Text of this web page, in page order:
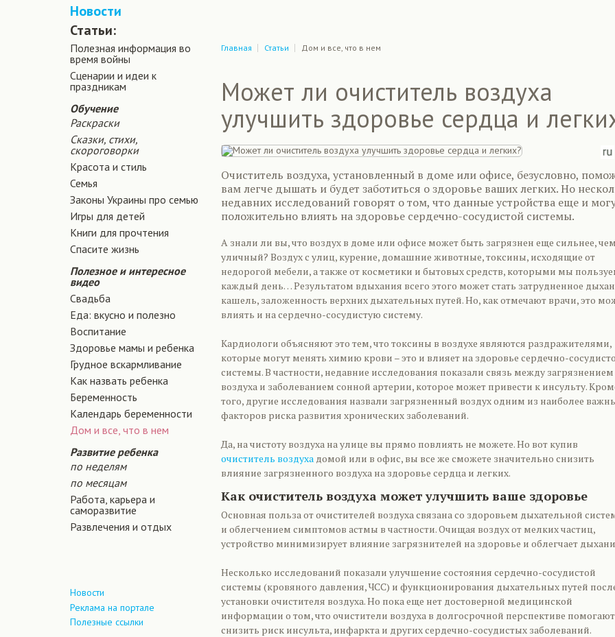
Новости
Статьи:
Полезная информация во
время войны
Сценарии и идеи к
праздникам
Обучение
Раскраски
Сказки, стихи,
скороговорки
Красота и стиль
Семья
Законы Украины про семью
Игры для детей
Книги для прочтения
Спасите жизнь
Полезное и интересное
видео
Свадьба
Еда: вкусно и полезно
Воспитание
Здоровье мамы и ребенка
Грудное вскармливание
Как назвать ребенка
Беременность
Календарь беременности
Дом и все, что в нем
Развитие ребенка
по неделям
по месяцам
Работа, карьера и
саморазвитие
Развлечения и отдых
Новости
Реклама на портале
Полезные ссылки
Главная Статьи Дом и все, что в нем
Может ли очиститель воздуха
улучшить здоровье сердца и
Очиститель воздуха, установленный в доме или офисе, безусловно,
вам легче дышать и будет заботиться о здоровье ваших легких. Но
недавних исследований говорят о том, что данные устройства еще и
положительно влиять на здоровье сердечно-сосудистой системы.
А знали ли вы, что воздух в доме или офисе может быть загрязнен еще сильнее, чем
уличный? Воздух с улиц, курение, домашние животные, токсины, исходящие от
недорогой мебели, а также от косметики и бытовых средств, которыми мы
каждый день… Результатом вдыхания всего этого может стать затрудненное
кашель, заложенность верхних дыхательных путей. Но, как отмечают врачи, это
влиять и на сердечно-сосудистую систему.
Кардиологи объясняют это тем, что токсины в воздухе являются раздражителями,
которые могут менять химию крови – это и влияет на здоровье сердечно-
системы. В частности, недавние исследования показали связь между загрязнением
воздуха и заболеванием сонной артерии, которое может привести к инсульту.
того, другие исследования назвали загрязненный воздух одним из наиболее
факторов риска развития хронических заболеваний.
Да, на чистоту воздуха на улице вы прямо повлиять не можете. Но вот купив
очиститель воздуха домой или в офис, вы все же сможете значительно снизить
влияние загрязненного воздуха на здоровье сердца и легких.
Как очиститель воздуха может улучшить ваше здоровье
Основная польза от очистителей воздуха связана со здоровьем дыхательной
и облегчением симптомов астмы в частности. Очищая воздух от мелких частиц,
устройство минимизирует влияние загрязнителей на здоровье и облегчает
Несколько исследований показали улучшение состояния сердечно-сосудистой
системы (кровяного давления, ЧСС) и функционирования дыхательных путей
установки очистителя воздуха. Но пока еще нет достоверной медицинской
информации о том, что очистители воздуха в долгосрочной перспективе помогают
снизить риск инсульта, инфаркта и других сердечно-сосудистых заболеваний.